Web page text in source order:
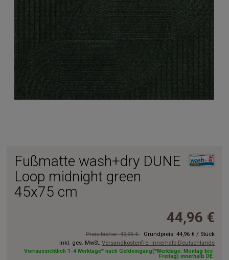
Fußmatte wash+dry DUNE
Loop midnight green
45x75 cm
44,96 €
Preis bisher: 49,95 € Grundpreis: 44,96 € / Stück
inkl. ges. MwSt. Versandkostenfrei innerhalb Deutschlands
Vorraussichtlich 1-4 Werktage* nach Geldeingang(*Werktage: Montag bis
Freitag) innerhalb DE